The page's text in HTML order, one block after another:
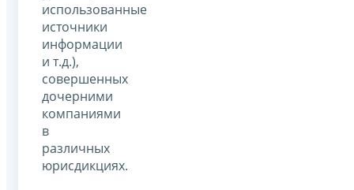
использованные
источники
информации
и т.д.),
совершенных
дочерними
компаниями
в
различных
юрисдикциях.